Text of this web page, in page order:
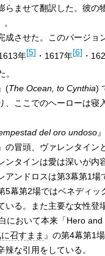
らませて翻訳した。彼の
。
させた。このバージ
年[5] ・1617年[6] ・
。
(The Ocean, to Cynthia)
ここでのヘーローは寝
del oro undoso
の冒頭、ヴァレンタイン
タインは愛は深いが内
ンドロスは第3幕第1場
5幕第2場ではベネディッ
いる。また主要な女性登
において本来「Hero
召すまま 』の第4幕第1
な引用をしている。